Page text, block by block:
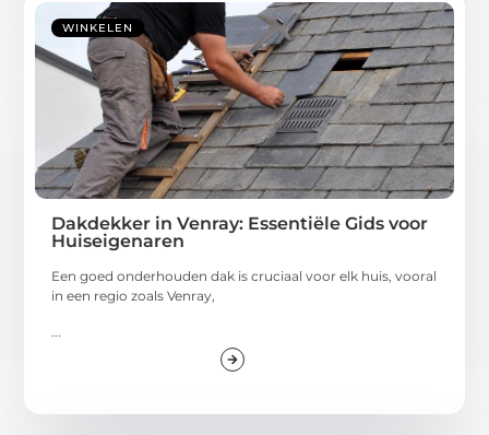
WINKELEN
Dakdekker in Venray: Essentiële Gids voor
Huiseigenaren
Een goed onderhouden dak is cruciaal voor elk huis, vooral
in een regio zoals Venray,